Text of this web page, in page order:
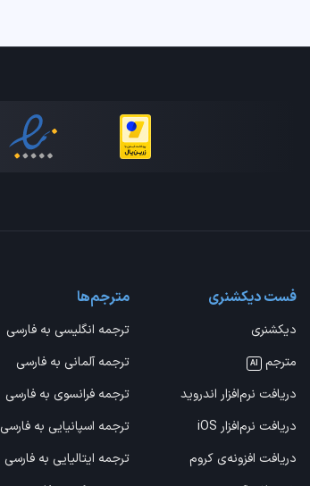
فست دیکشنری
دیکشنری
مترجم
AI
دریافت نرم‌افزار اندروید
دریافت نرم‌افزار iOS
دریافت افزونه‌ی کروم
مترجم‌ها
ترجمه انگلیسی به فارسی
ترجمه آلمانی به فارسی
ترجمه فرانسوی به فارسی
ترجمه اسپانیایی به فارسی
ترجمه ایتالیایی به فارسی